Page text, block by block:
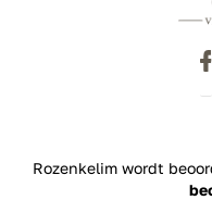
Rozenkelim wordt